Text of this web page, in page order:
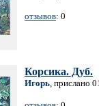
отзывов: 0
Корсика. Дуб.
Игорь, прислано